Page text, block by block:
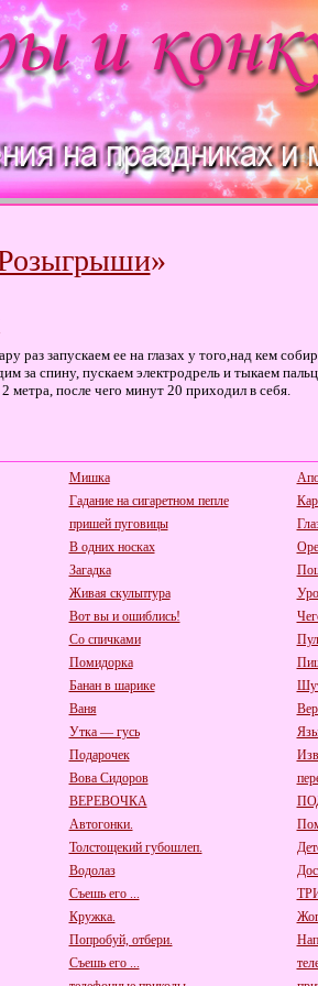
»
раз запускаем ее на глазах у того,над кем
за спину, пускаем электродрель и тыкаем
метра, после чего минут 20 приходил в себя.
Мишка
Гадание на сигаретном пепле
пришей пуговицы
В одних носках
Загадка
Живая скульптура
Вот вы и ошиблись!
Со спичками
Помидорка
Банан в шарике
Ваня
Утка — гусь
Подарочек
Вова Сидоров
ВЕРЕВОЧКА
Автогонки.
Толстощекий губошлеп.
Водолаз
Съешь его ...
Кружка.
Попробуй, отбери.
Съешь его ...